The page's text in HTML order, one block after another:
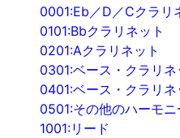
0001:Eb／D／Cクラリ
0101:Bbクラリネット
0201:Aクラリネット
0301:ベース・クラリ
0401:ベース・クラリ
0501:その他のハーモニ
1001:リード